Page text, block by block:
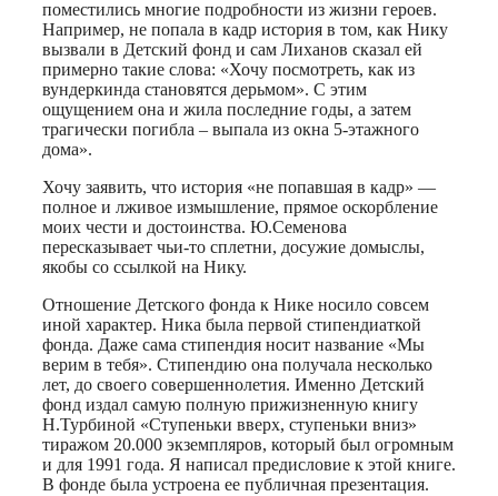
поместились многие подробности из жизни героев.
Например, не попала в кадр история в том, как Нику
вызвали в Детский фонд и сам Лиханов сказал ей
примерно такие слова: «Хочу посмотреть, как из
вундеркинда становятся дерьмом». С этим
ощущением она и жила последние годы, а затем
трагически погибла – выпала из окна 5-этажного
дома».
Хочу заявить, что история «не попавшая в кадр» —
полное и лживое измышление, прямое оскорбление
моих чести и достоинства. Ю.Семенова
пересказывает чьи-то сплетни, досужие домыслы,
якобы со ссылкой на Нику.
Отношение Детского фонда к Нике носило совсем
иной характер. Ника была первой стипендиаткой
фонда. Даже сама стипендия носит название «Мы
верим в тебя». Стипендию она получала несколько
лет, до своего совершеннолетия. Именно Детский
фонд издал самую полную прижизненную книгу
Н.Турбиной «Ступеньки вверх, ступеньки вниз»
тиражом 20.000 экземпляров, который был огромным
и для 1991 года. Я написал предисловие к этой книге.
В фонде была устроена ее публичная презентация.